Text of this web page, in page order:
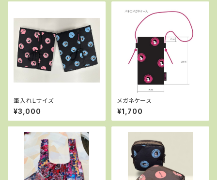
筆入れＬサイズ
¥3,000
メガネケース
¥1,700